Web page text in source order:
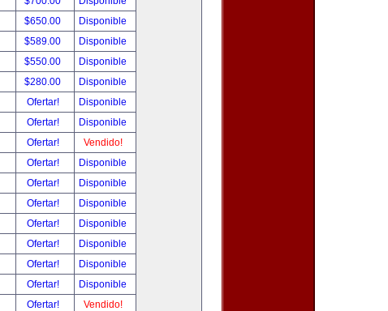
$650.00
Disponible
$589.00
Disponible
$550.00
Disponible
$280.00
Disponible
Ofertar!
Disponible
Ofertar!
Disponible
Ofertar!
Vendido!
Ofertar!
Disponible
Ofertar!
Disponible
Ofertar!
Disponible
Ofertar!
Disponible
Ofertar!
Disponible
Ofertar!
Disponible
Ofertar!
Disponible
Ofertar!
Vendido!